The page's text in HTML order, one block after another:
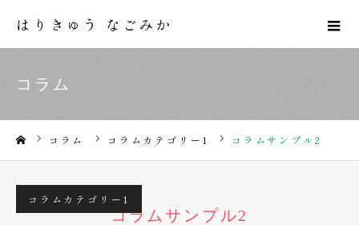
はりきゅう なごみか
コラム
コラム コラムカテゴリー1 コラムサンプル2
コラムカテゴリー1
コラムサンプル2